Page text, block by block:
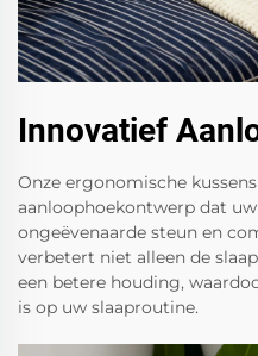
Innovatief
Onze ergonomische
aanloophoekontwerp dat
ongeëvenaarde steun en
verbetert niet alleen de
een betere houding,
is op uw slaaproutine.